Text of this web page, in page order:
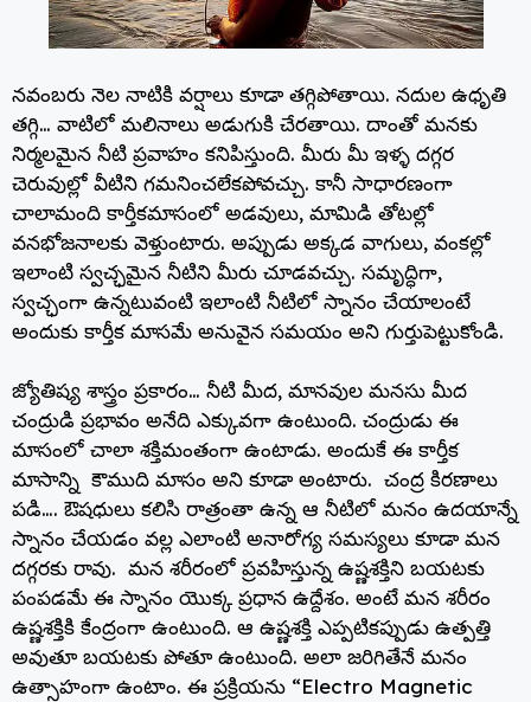
నవంబరు నెల నాటికి వర్షాలు కూడా తగ్గిపోతాయి. నదుల ఉధృతి
తగ్గి… వాటిలో మలినాలు అడుగుకి చేరతాయి. దాంతో మనకు
నిర్మలమైన నీటి ప్రవాహం కనిపిస్తుంది. మీరు మీ ఇళ్ళ దగ్గర
చెరువుల్లో వీటిని గమనించలేకపోవచ్చు. కానీ సాధారణంగా
చాలామంది కార్తీకమాసంలో అడవులు, మామిడి తోటల్లో
వనభోజనాలకు వెళ్తుంటారు. అప్పుడు అక్కడ వాగులు, వంకల్లో
ఇలాంటి స్వచ్ఛమైన నీటిని మీరు చూడవచ్చు. సమృద్ధిగా,
స్వచ్ఛంగా ఉన్నటువంటి ఇలాంటి నీటిలో స్నానం చేయాలంటే
అందుకు కార్తీక మాసమే అనువైన సమయం అని గుర్తుపెట్టుకోండి.
జ్యోతిష్య శాస్త్రం ప్రకారం… నీటి మీద, మానవుల మనసు మీద
చంద్రుడి ప్రభావం అనేది ఎక్కువగా ఉంటుంది. చంద్రుడు ఈ
మాసంలో చాలా శక్తిమంతంగా ఉంటాడు. అందుకే ఈ కార్తీక
మాసాన్ని కౌముది మాసం అని కూడా అంటారు. చంద్ర కిరణాలు
పడి…. ఔషధులు కలిసి రాత్రంతా ఉన్న ఆ నీటిలో మనం ఉదయాన్నే
స్నానం చేయడం వల్ల ఎలాంటి అనారోగ్య సమస్యలు కూడా మన
దగ్గరకు రావు. మన శరీరంలో ప్రవహిస్తున్న ఉష్ణశక్తిని బయటకు
పంపడమే ఈ స్నానం యొక్క ప్రధాన ఉద్దేశం. అంటే మన శరీరం
ఉష్ణశక్తికి కేంద్రంగా ఉంటుంది. ఆ ఉష్ణశక్తి ఎప్పటికప్పుడు ఉత్పత్తి
అవుతూ బయటకు పోతూ ఉంటుంది. అలా జరిగితేనే మనం
ఉత్సాహంగా ఉంటాం. ఈ ప్రక్రియను “Electro Magnetic